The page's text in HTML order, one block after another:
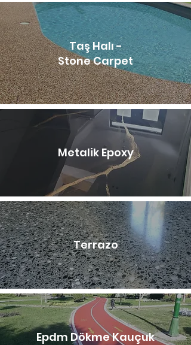
Taş Halı -
Stone Carpet
Metalik Epoxy
Terrazo
Epdm Dökme Kauçuk